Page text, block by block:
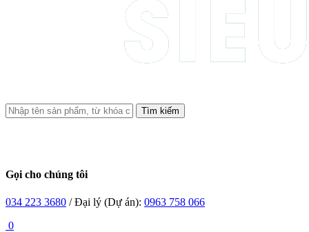
Tìm kiếm
Gọi cho chúng tôi
034 223 3680 / Đại lý (Dự án): 0963 758 066
0